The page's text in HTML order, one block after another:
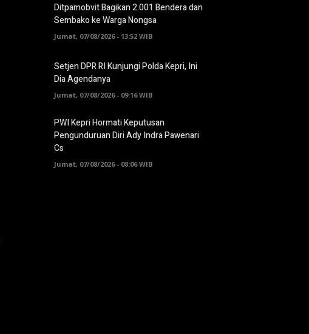
Ditpamobvit Bagikan 2.001 Bendera dan
Sembako ke Warga Nongsa
Jumat, 07/08/2026 - 13:52 WIB
Setjen DPR RI Kunjungi Polda Kepri, Ini
Dia Agendanya
Jumat, 07/08/2026 - 09:16 WIB
PWI Kepri Hormati Keputusan
Pengunduruan Diri Ady Indra Pawenari
Cs
Jumat, 07/08/2026 - 08:06 WIB